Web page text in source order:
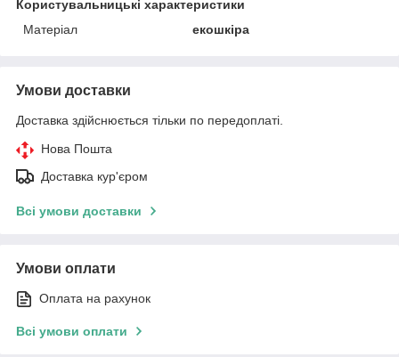
Користувальницькі характеристики
Матеріал
екошкіра
Умови доставки
Доставка здійснюється тільки по передоплаті.
Нова Пошта
Доставка кур'єром
Всі умови доставки
Умови оплати
Оплата на рахунок
Всі умови оплати